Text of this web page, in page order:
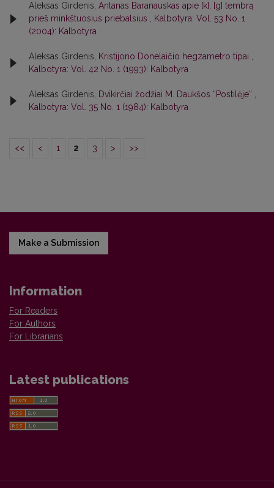
Aleksas Girdenis, Antanas Baranauskas apie [k], [g] tembrą
prieš minkštuosius priebalsius
Kalbotyra: Vol. 53 No. 1
(2004): Kalbotyra
Aleksas Girdenis, Kristijono Donelaičio hegzametro tipai
Kalbotyra: Vol. 42 No. 1 (1993): Kalbotyra
Aleksas Girdenis, Dvikirčiai žodžiai M. Daukšos “Postilėje”
Kalbotyra: Vol. 35 No. 1 (1984): Kalbotyra
<< < 1 2 3 > >>
Make a Submission
Information
For Readers
For Authors
For Librarians
Latest publications